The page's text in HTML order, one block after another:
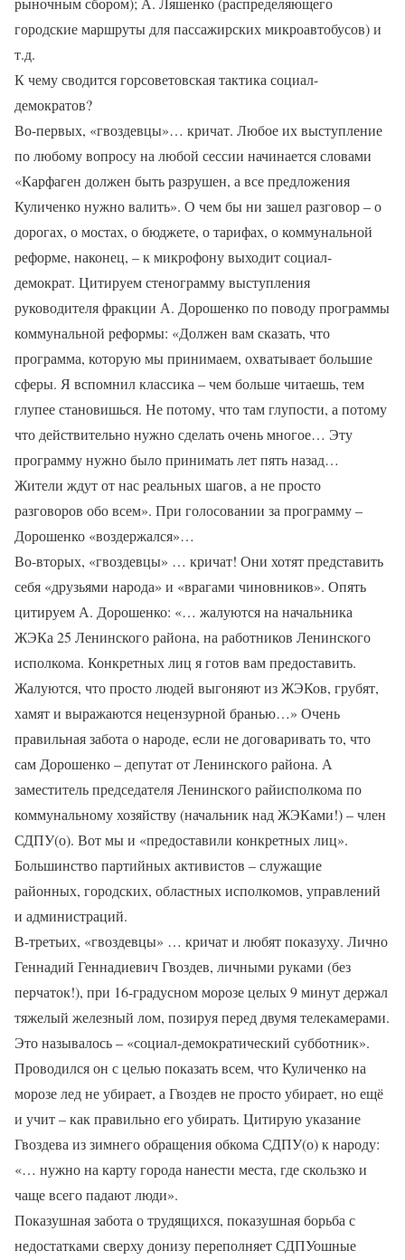
городские маршруты для пассажирских микроавтобусов) и
т.д.
К чему сводится горсоветовская тактика социал-
демократов?
Во-первых, «гвоздевцы»… кричат. Любое их выступление
по любому вопросу на любой сессии начинается словами
«Карфаген должен быть разрушен, а все предложения
Куличенко нужно валить». О чем бы ни зашел разговор – о
дорогах, о мостах, о бюджете, о тарифах, о коммунальной
реформе, наконец, – к микрофону выходит социал-
демократ. Цитируем стенограмму выступления
руководителя фракции А. Дорошенко по поводу программы
коммунальной реформы: «Должен вам сказать, что
программа, которую мы принимаем, охватывает большие
сферы. Я вспомнил классика – чем больше читаешь, тем
глупее становишься. Не потому, что там глупости, а потому
что действительно нужно сделать очень многое… Эту
программу нужно было принимать лет пять назад…
Жители ждут от нас реальных шагов, а не просто
разговоров обо всем». При голосовании за программу –
Дорошенко «воздержался»…
Во-вторых, «гвоздевцы» … кричат! Они хотят представить
себя «друзьями народа» и «врагами чиновников». Опять
цитируем А. Дорошенко: «… жалуются на начальника
ЖЭКа 25 Ленинского района, на работников Ленинского
исполкома. Конкретных лиц я готов вам предоставить.
Жалуются, что просто людей выгоняют из ЖЭКов, грубят,
хамят и выражаются нецензурной бранью…» Очень
правильная забота о народе, если не договаривать то, что
сам Дорошенко – депутат от Ленинского района. А
заместитель председателя Ленинского райисполкома по
коммунальному хозяйству (начальник над ЖЭКами!) – член
СДПУ(о). Вот мы и «предоставили конкретных лиц».
Большинство партийных активистов – служащие
районных, городских, областных исполкомов, управлений
и администраций.
В-третьих, «гвоздевцы» … кричат и любят показуху. Лично
Геннадий Геннадиевич Гвоздев, личными руками (без
перчаток!), при 16-градусном морозе целых 9 минут держал
тяжелый железный лом, позируя перед двумя телекамерами.
Это называлось – «социал-демократический субботник».
Проводился он с целью показать всем, что Куличенко на
морозе лед не убирает, а Гвоздев не просто убирает, но ещё
и учит – как правильно его убирать. Цитирую указание
Гвоздева из зимнего обращения обкома СДПУ(о) к народу:
«… нужно на карту города нанести места, где скользко и
чаще всего падают люди».
Показушная забота о трудящихся, показушная борьба с
недостатками сверху донизу переполняет СДПУошные